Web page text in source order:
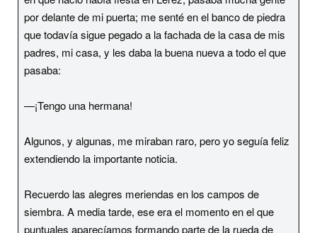
por delante de mi puerta; me senté en el banco de piedra
que todavía sigue pegado a la fachada de la casa de mis
padres, mi casa, y les daba la buena nueva a todo el que
pasaba:
—¡Tengo una hermana!
Algunos, y algunas, me miraban raro, pero yo seguía feliz
extendiendo la importante noticia.
Recuerdo las alegres meriendas en los campos de
siembra. A media tarde, ese era el momento en el que
puntuales aparecíamos formando parte de la rueda de